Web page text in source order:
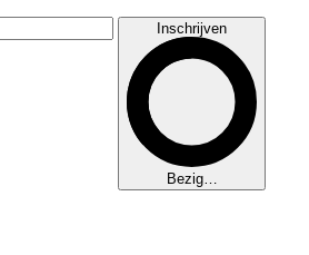
Inschrijven
Bezig…